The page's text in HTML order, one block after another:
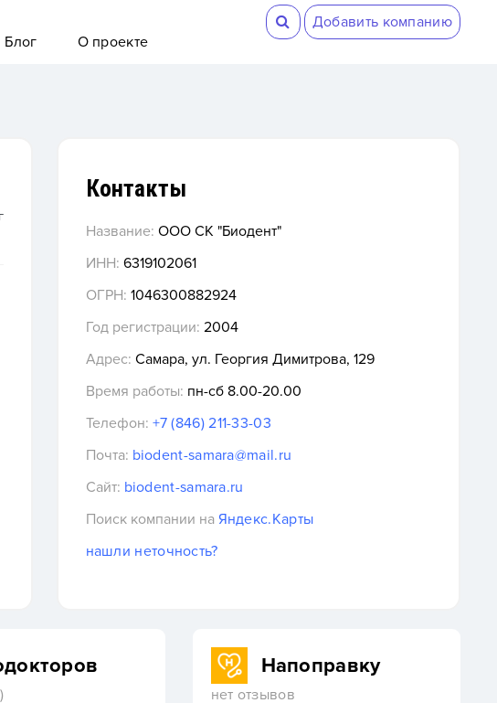
Добавить компанию
Блог О проекте
Контакты
Название: ООО СК "Биодент"
ИНН: 6319102061
ОГРН: 1046300882924
Год регистрации: 2004
Адрес: Самара, ул. Георгия Димитрова, 129
Время работы: пн-сб 8.00-20.00
Телефон: +7 (846) 211-33-03
Почта: biodent-samara@mail.ru
Сайт: biodent-samara.ru
Поиск компании на Яндекс.Карты
нашли неточность?
Напоправку
нет отзывов